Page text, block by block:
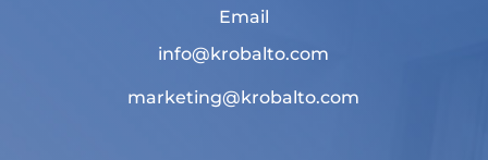
Email
info@krobalto.com
marketing@krobalto.com